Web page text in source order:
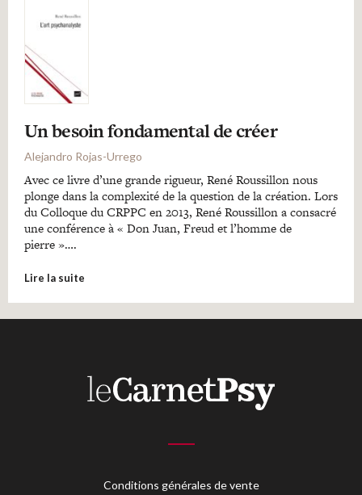
Un besoin fondamental de créer
Alejandro Rojas-Urrego
Avec ce livre d’une grande rigueur, René Roussillon nous
plonge dans la complexité de la question de la création. Lors
du Colloque du CRPPC en 2013, René Roussillon a consacré
une conférence à « Don Juan, Freud et l’homme de
pierre »….
Lire la suite
Conditions générales de vente